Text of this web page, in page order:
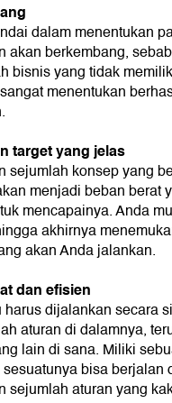
dalam menentukan
akan berkembang,
bisnis yang tidak
menentukan
target yang jelas
sejumlah konsep yang
menjadi beban berat
mencapainya. Anda
akhirnya
akan Anda jalankan.
dan efisien
dijalankan secara
aturan di dalamnya,
lain di sana. Miliki
bisa berjalan
sejumlah aturan yang